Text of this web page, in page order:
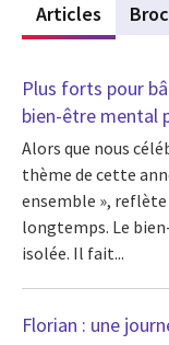
Articles
Plus forts pour
bien-être mental
Alors que nous
thème de cette
ensemble », reflète
longtemps. Le
isolée. Il fait...
Florian : une